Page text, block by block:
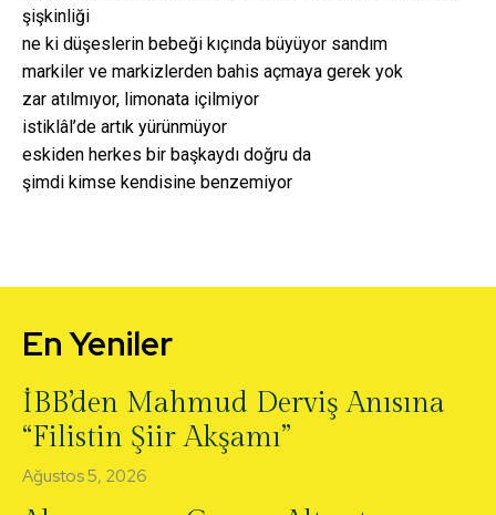
şişkinliği
ne ki düşeslerin bebeği kıçında büyüyor sandım
markiler ve markizlerden bahis açmaya gerek yok
zar atılmıyor, limonata içilmiyor
istiklâl’de artık yürünmüyor
eskiden herkes bir başkaydı doğru da
şimdi kimse kendisine benzemiyor
En Yeniler
İBB’den Mahmud Derviş Anısına
“Filistin Şiir Akşamı”
Ağustos 5, 2026